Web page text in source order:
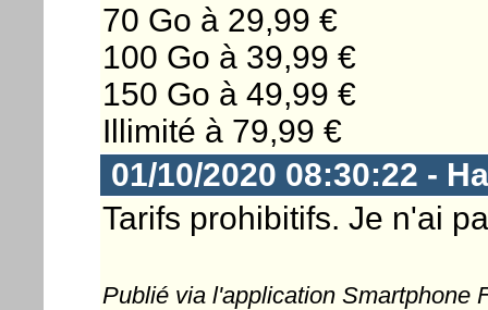
70 Go à 29,99 €
100 Go à 39,99 €
150 Go à 49,99 €
Illimité à 79,99 €
01/10/2020 08:30:22 -
Tarifs prohibitifs. Je n'ai
Publié via l'application Smartphone